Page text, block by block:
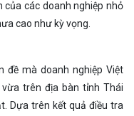
của các doanh nghiệp nhỏ
cao như kỳ vọng.
đề mà doanh nghiệp Việt
trên địa bàn tỉnh Thái
Dựa trên kết quả điều tra